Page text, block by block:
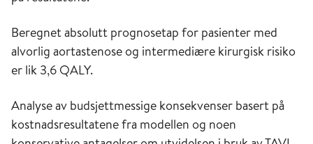
Beregnet absolutt prognosetap for pasienter med
alvorlig aortastenose og intermediære kirurgisk risiko
er lik 3,6 QALY.
Analyse av budsjettmessige konsekvenser basert på
kostnadsresultatene fra modellen og noen